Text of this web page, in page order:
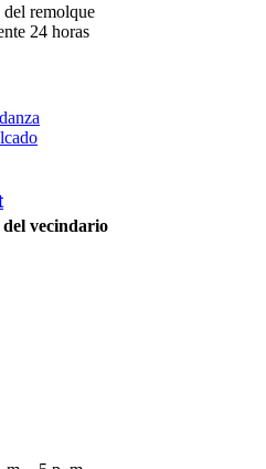
remolque
24 horas
vecindario